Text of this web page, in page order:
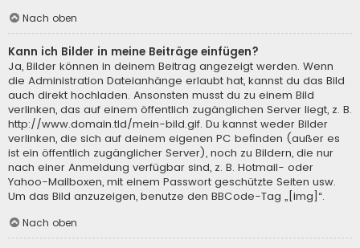
Nach oben
Kann ich Bilder in meine Beiträge einfügen?
Ja, Bilder können in deinem Beitrag angezeigt werden. Wenn
die Administration Dateianhänge erlaubt hat, kannst du das Bild
auch direkt hochladen. Ansonsten musst du zu einem Bild
verlinken, das auf einem öffentlich zugänglichen Server liegt, z. B.
http://www.domain.tld/mein-bild.gif. Du kannst weder Bilder
verlinken, die sich auf deinem eigenen PC befinden (außer es
ist ein öffentlich zugänglicher Server), noch zu Bildern, die nur
nach einer Anmeldung verfügbar sind, z. B. Hotmail- oder
Yahoo-Mailboxen, mit einem Passwort geschützte Seiten usw.
Um das Bild anzuzeigen, benutze den BBCode-Tag „[img]“.
Nach oben